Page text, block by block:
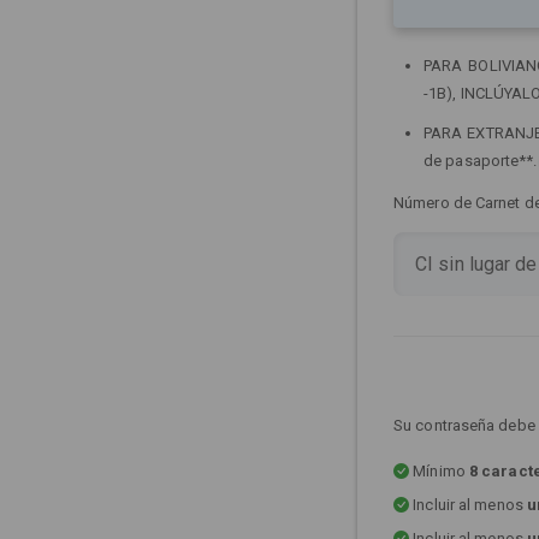
PARA
-1B),
PARA
de pasaporte**.
Número de Carnet
Su contraseña
Mínimo 8
Incluir al menos